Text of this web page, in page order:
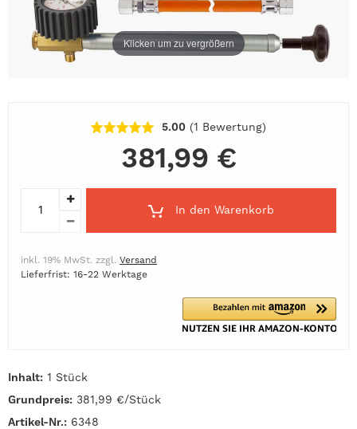
Klicken um zu vergrößern
Inhalt: 1 Stück
Grundpreis: 381,99 €/Stück
Artikel-Nr.: 6348
5.00 (1 Bewertung)
381,99 €
In den Warenkorb
inkl. 19% MwSt. zzgl. Versand
Lieferfrist: 16-22 Werktage